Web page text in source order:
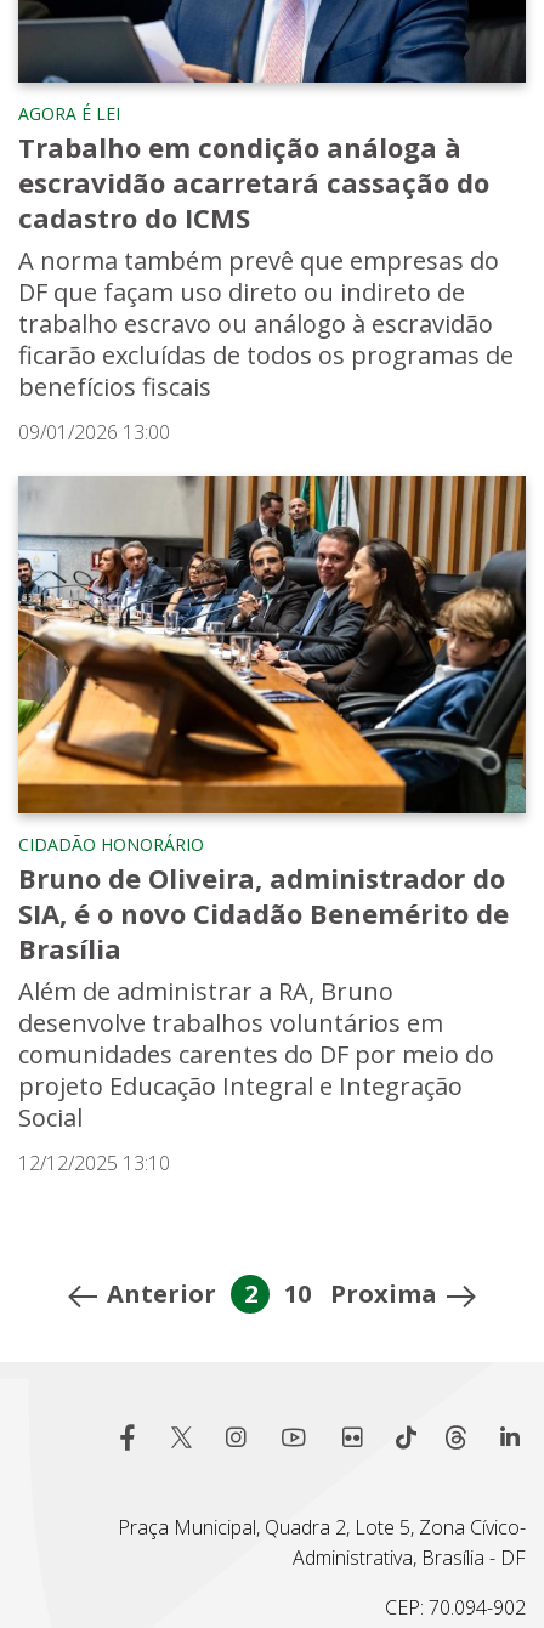
AGORA É LEI
Trabalho em condição análoga à
escravidão acarretará cassação do
cadastro do ICMS
A norma também prevê que empresas do
DF que façam uso direto ou indireto de
trabalho escravo ou análogo à escravidão
ficarão excluídas de todos os programas de
benefícios fiscais
09/01/2026 13:00
CIDADÃO HONORÁRIO
Bruno de Oliveira, administrador do
SIA, é o novo Cidadão Benemérito de
Brasília
Além de administrar a RA, Bruno
desenvolve trabalhos voluntários em
comunidades carentes do DF por meio do
projeto Educação Integral e Integração
Social
12/12/2025 13:10
Anterior 2 10 Proxima
Praça Municipal, Quadra 2, Lote 5, Zona Cívico-
Administrativa, Brasília - DF
CEP: 70.094-902